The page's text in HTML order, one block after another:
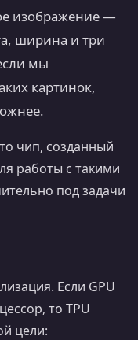
изображение —
ширина и три
мы
картинок,
чип, созданный
работы с такими
под задачи
Если GPU
то TPU
цели: